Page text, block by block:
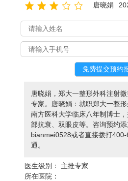
唐晓娟
唐晓娟，郑大一整形外科注射
专家。唐晓娟：就职郑大一整形
南方医科大学临床八年制博士
部抗衰、双眼皮等。咨询预约添
bianmei0528或者直接拨打
通。
医生级别：
主推专家
所在医院：